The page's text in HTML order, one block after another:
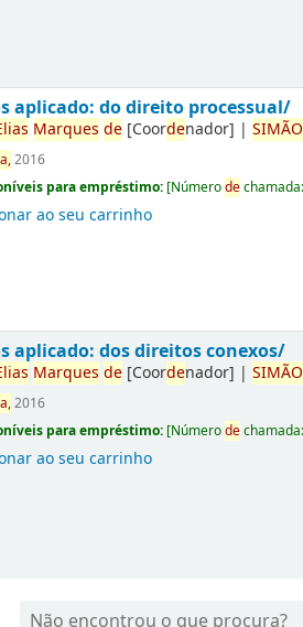
aplicado: do direito processual/
Marques de [Coordenador] |SIMÃO
2016
para empréstimo: [Númerode
ao seu carrinho
aplicado: dos direitos conexos/
Marques de [Coordenador] |SIMÃO
2016
para empréstimo: [Númerode
ao seu carrinho